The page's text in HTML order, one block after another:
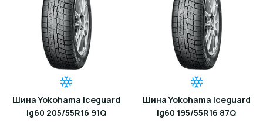
Шина Yokohama Iceguard
Ig60 205/55R16 91Q
Шина Yokohama Iceguard
Ig60 195/55R16 87Q